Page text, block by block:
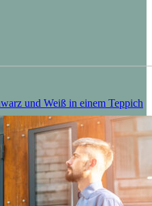
und Weiß in einem Teppich